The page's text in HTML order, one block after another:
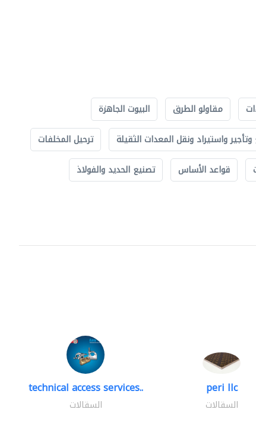
مقاولو الطرق
البيوت الجاهزة
وتأجير واستيراد ونقل المعدات الثقيلة
ترحيل المخلفات
قواعد الأساس
تصنيع الحديد والفولاذ
technical access services..
السقالات
peri llc
السقالات